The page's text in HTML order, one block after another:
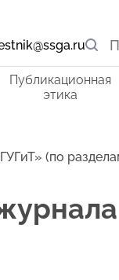
Публикационная
этика
(по